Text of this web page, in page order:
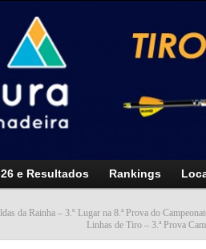
e Resultados Rankings
da Rainha – 3.º Lugar na 8.ª Prova do
Linhas de Tiro – 3.ª Prova